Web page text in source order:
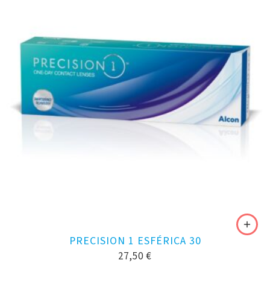
PRECISION 1 ESFÉRICA 30
27,50 €